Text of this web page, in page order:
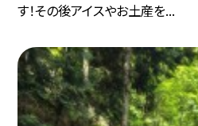
す！その後アイスやお土産を...